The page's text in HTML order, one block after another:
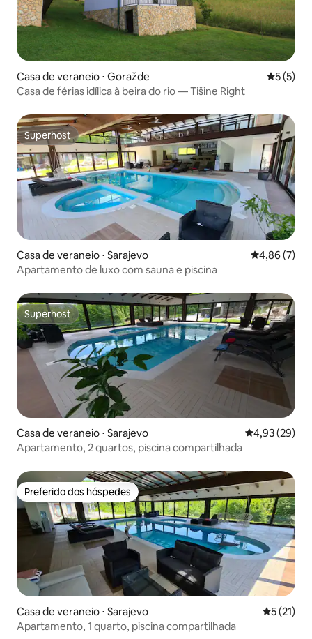
Casa de veraneio ⋅ Goražde 5 de
5 (5)
Casa de férias idílica à beira do rio — Tišine Right
Superhost
Superhost
Casa de veraneio ⋅ Sarajevo 4,86 de uma
4,86 (7)
Apartamento de luxo com sauna e piscina
Superhost
Superhost
Casa de veraneio ⋅ Sarajevo 4,93 de uma
4,93 (29)
Apartamento, 2 quartos, piscina compartilhada
Preferido dos hóspedes
Preferido dos hóspedes
Casa de veraneio ⋅ Sarajevo 5 de uma
5 (21)
Apartamento, 1 quarto, piscina compartilhada